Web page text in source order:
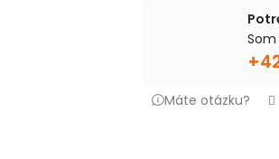
Máte otázku?